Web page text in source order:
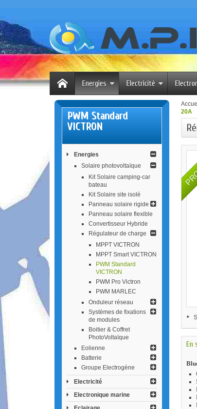
Energies Electricité
PWM Standard
VICTRON
Energies
Solaire photovoltaïque
Kit Solaire camping-car
bateau
Kit Solaire site isolé
Panneau solaire rigide
Panneau solaire flexible
Convertisseur Hybride
Régulateur de charge
MPPT VICTRON
MPPT Smart VICTRON
PWM Standard
VICTRON
PWM Pro Victron
PWM MARLEC
Onduleur réseau
Systèmes de fixations
de modules
Boitier & Coffret
PhotoVoltaïque
Eolienne
Batterie
Groupe Electrogène
Electricité
Electronique marine
20A
En